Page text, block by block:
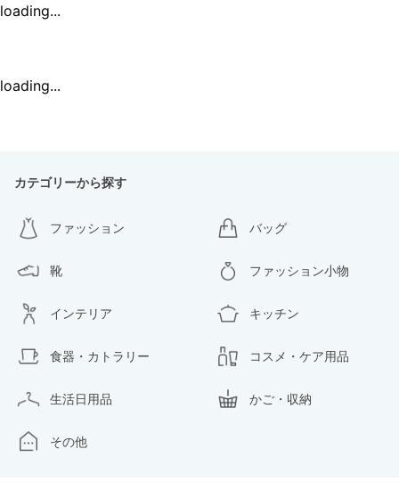
loading...
loading...
カテゴリーから探す
ファッション バッグ
靴 ファッション小物
インテリア キッチン
食器・カトラリー コスメ・ケア用品
生活日用品 かご・収納
その他